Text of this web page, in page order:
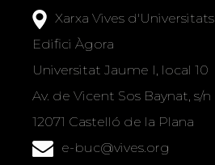
Xarxa Vives d'Universitats
Edifici Àgora
Universitat Jaume I, local 10
Av. de Vicent Sos Baynat, s/n
12071 Castelló de la Plana
e-buc@vives.org